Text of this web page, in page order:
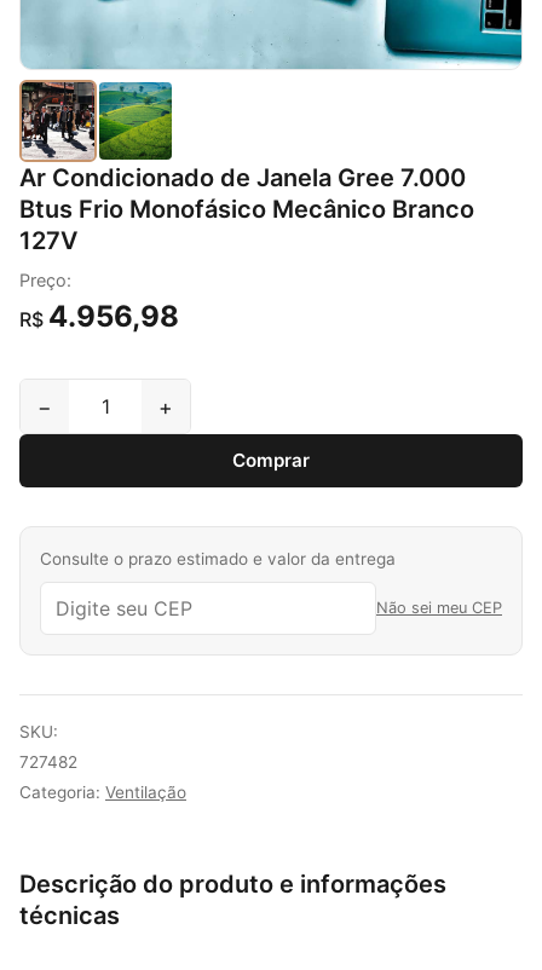
Ar Condicionado de Janela Gree 7.000
Btus Frio Monofásico Mecânico Branco
127V
Preço:
R$ 4.956,98
− +
Comprar
Consulte o prazo estimado e valor da entrega
Não sei meu CEP
SKU:
727482
Categoria: Ventilação
Descrição do produto e informações
técnicas